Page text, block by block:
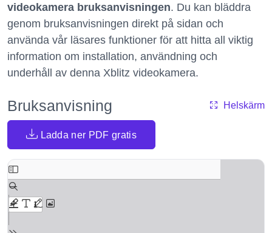
videokamera bruksanvisningen. Du kan bläddra
genom bruksanvisningen direkt på sidan och
använda vår läsares funktioner för att hitta all viktig
information om installation, användning och
underhåll av denna Xblitz videokamera.
Bruksanvisning Helskärm
Ladda ner PDF gratis